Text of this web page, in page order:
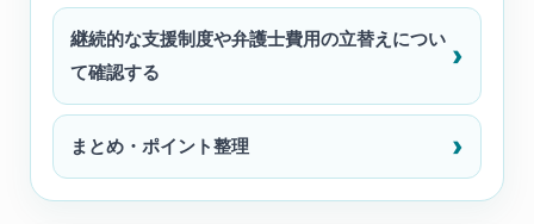
継続的な支援制度や弁護士費用の立替えについ
て確認する
まとめ・ポイント整理